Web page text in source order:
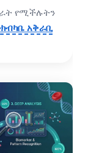
የሚችሉትን
አቅራቢ